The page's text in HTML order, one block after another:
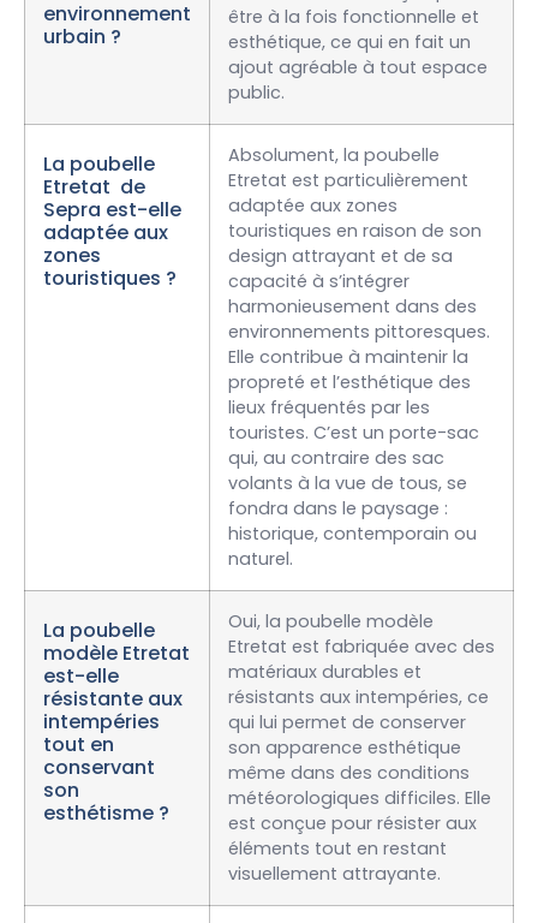
environnement
urbain ?
être à la fois fonctionnelle et
esthétique, ce qui en fait un
ajout agréable à tout espace
public.
La poubelle
Etretat de
Sepra est-elle
adaptée aux
zones
touristiques ?
Absolument, la poubelle
Etretat est particulièrement
adaptée aux zones
touristiques en raison de son
design attrayant et de sa
capacité à s’intégrer
harmonieusement dans des
environnements pittoresques.
Elle contribue à maintenir la
propreté et l’esthétique des
lieux fréquentés par les
touristes. C’est un porte-sac
qui, au contraire des sac
volants à la vue de tous, se
fondra dans le paysage :
historique, contemporain ou
naturel.
La poubelle
modèle Etretat
est-elle
résistante aux
intempéries
tout en
conservant
son
esthétisme ?
Oui, la poubelle modèle
Etretat est fabriquée avec des
matériaux durables et
résistants aux intempéries, ce
qui lui permet de conserver
son apparence esthétique
même dans des conditions
météorologiques difficiles. Elle
est conçue pour résister aux
éléments tout en restant
visuellement attrayante.